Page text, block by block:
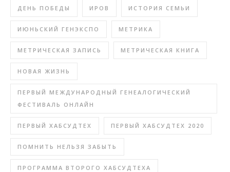
ДЕНЬ ПОБЕДЫ ИРОВ ИСТОРИЯ СЕМЬИ
ИЮНЬСКИЙ ГЕНЭКСПО МЕТРИКА
МЕТРИЧЕСКАЯ ЗАПИСЬ МЕТРИЧЕСКАЯ КНИГА
НОВАЯ ЖИЗНЬ
ПЕРВЫЙ МЕЖДУНАРОДНЫЙ ГЕНЕАЛОГИЧЕСКИЙ
ФЕСТИВАЛЬ ОНЛАЙН
ПЕРВЫЙ ХАБСУДТЕХ ПЕРВЫЙ ХАБСУДТЕХ 2020
ПОМНИТЬ НЕЛЬЗЯ ЗАБЫТЬ
ПРОГРАММА ВТОРОГО ХАБСУДТЕХА